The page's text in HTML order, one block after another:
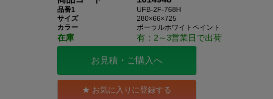
品番1
UFB-2F-768H
サイズ
280×66×725
カラー
ポーラルホワイトペイント
在庫 有：2～3営業日で出荷
お見積・ご購入へ
お気に入りに登録する